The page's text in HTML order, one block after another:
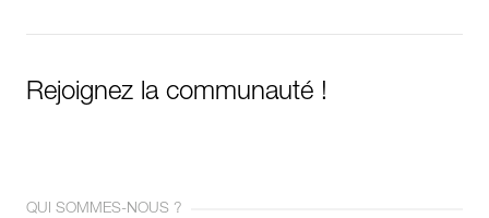
Rejoignez la communauté !
QUI SOMMES-NOUS ?